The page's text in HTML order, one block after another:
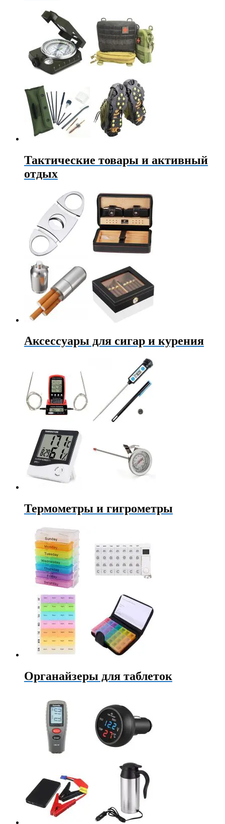
Тактические товары и активный
отдых
Аксессуары для сигар и курения
Термометры и гигрометры
Органайзеры для таблеток